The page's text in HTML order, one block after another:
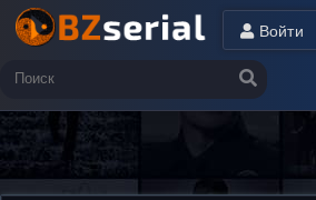
Войти